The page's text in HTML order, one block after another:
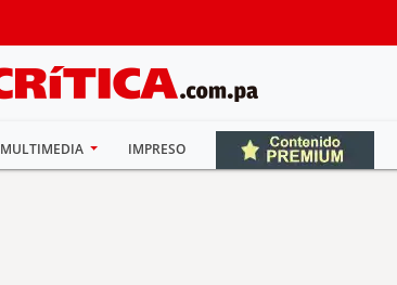
MULTIMEDIA IMPRESO